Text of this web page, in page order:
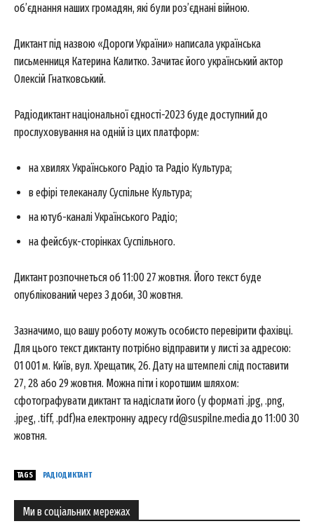
об’єднання наших громадян, які були роз’єднані війною.
Диктант під назвою «Дороги України» написала українська
письменниця Катерина Калитко. Зачитає його український актор
Олексій Гнатковський.
Радіодиктант національної єдності-2023 буде доступний до
прослуховування на одній із цих платформ:
на хвилях Українського Радіо та Радіо Культура;
в ефірі телеканалу Суспільне Культура;
на ютуб-каналі Українського Радіо;
на фейсбук-сторінках Суспільного.
Диктант розпочнеться об 11:00 27 жовтня. Його текст буде
опублікований через 3 доби, 30 жовтня.
Зазначимо, що вашу роботу можуть особисто перевірити фахівці.
Для цього текст диктанту потрібно відправити у листі за адресою:
01 001 м. Київ, вул. Хрещатик, 26. Дату на штемпелі слід поставити
27, 28 або 29 жовтня. Можна піти і коротшим шляхом:
сфотографувати диктант та надіслати його (у форматі .jpg, .png,
.jpeg, .tiff, .pdf)на електронну адресу rd@suspilne.media до 11:00 30
жовтня.
TAGS РАДІОДИКТАНТ
Ми в соціальних мережах